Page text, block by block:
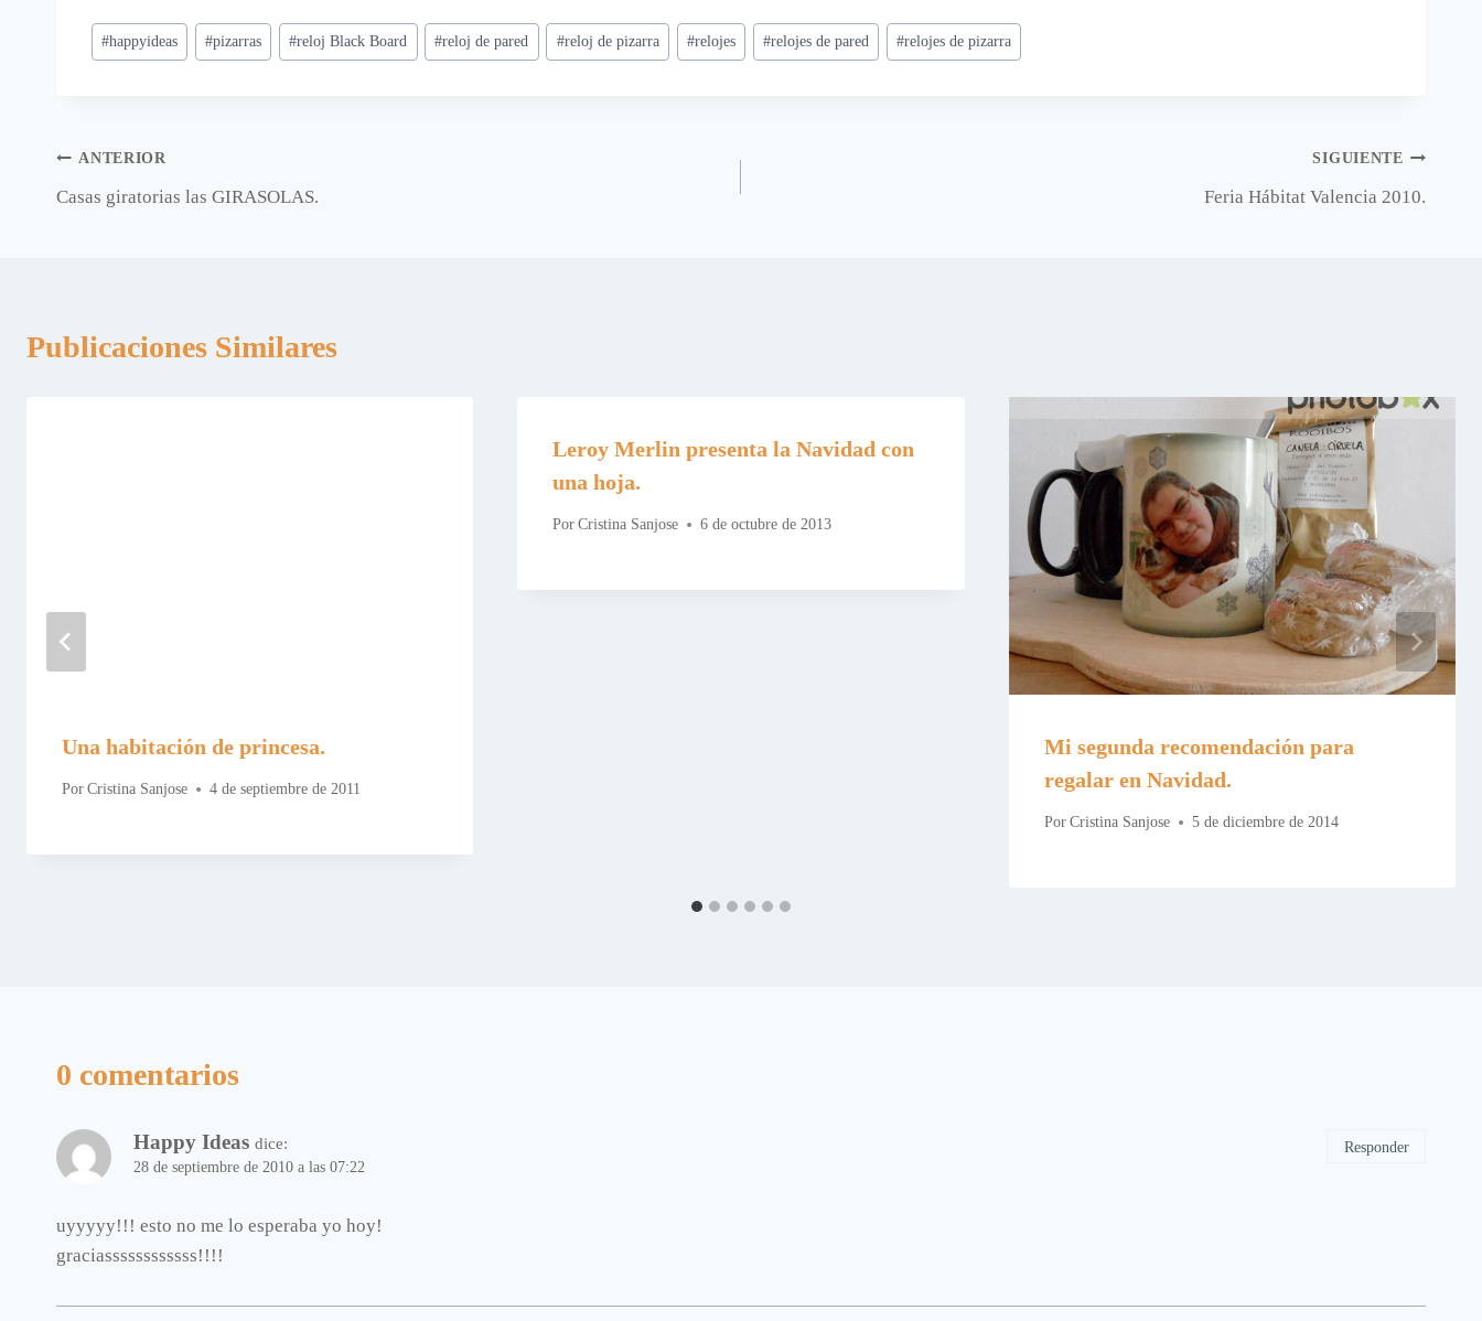
Etiquetas
de
#happyideas #pizarras #reloj Black Board #reloj de pared #reloj de pizarra #relojes #relojes de pared #relojes de pizarra
Navegación
de
ANTERIOR
Casas giratorias las GIRASOLAS.
SIGUIENTE
Feria Hábitat Valencia 2010.
Publicaciones Similares
Una habitación de princesa.
Por Cristina Sanjose 4 de septiembre de 2011
Leroy Merlin presenta la Navidad con
una hoja.
Por Cristina Sanjose 6 de octubre de 2013
Mi segunda recomendación para
regalar en Navidad.
Por Cristina Sanjose 5 de diciembre de 2014
0 comentarios
Happy Ideas dice:
28 de septiembre de 2010 a las 07:22
uyyyyy!!! esto no me lo esperaba yo hoy!
graciassssssssssss!!!!
Responder